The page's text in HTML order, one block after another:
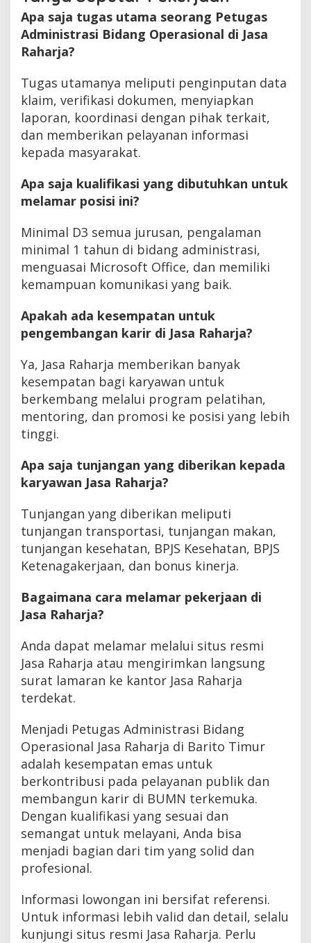
Apa saja tugas utama seorang Petugas
Administrasi Bidang Operasional di Jasa
Raharja?
Tugas utamanya meliputi penginputan data
klaim, verifikasi dokumen, menyiapkan
laporan, koordinasi dengan pihak terkait,
dan memberikan pelayanan informasi
kepada masyarakat.
Apa saja kualifikasi yang dibutuhkan untuk
melamar posisi ini?
Minimal D3 semua jurusan, pengalaman
minimal 1 tahun di bidang administrasi,
menguasai Microsoft Office, dan memiliki
kemampuan komunikasi yang baik.
Apakah ada kesempatan untuk
pengembangan karir di Jasa Raharja?
Ya, Jasa Raharja memberikan banyak
kesempatan bagi karyawan untuk
berkembang melalui program pelatihan,
mentoring, dan promosi ke posisi yang lebih
tinggi.
Apa saja tunjangan yang diberikan kepada
karyawan Jasa Raharja?
Tunjangan yang diberikan meliputi
tunjangan transportasi, tunjangan makan,
tunjangan kesehatan, BPJS Kesehatan, BPJS
Ketenagakerjaan, dan bonus kinerja.
Bagaimana cara melamar pekerjaan di
Jasa Raharja?
Anda dapat melamar melalui situs resmi
Jasa Raharja atau mengirimkan langsung
surat lamaran ke kantor Jasa Raharja
terdekat.
Menjadi Petugas Administrasi Bidang
Operasional Jasa Raharja di Barito Timur
adalah kesempatan emas untuk
berkontribusi pada pelayanan publik dan
membangun karir di BUMN terkemuka.
Dengan kualifikasi yang sesuai dan
semangat untuk melayani, Anda bisa
menjadi bagian dari tim yang solid dan
profesional.
Informasi lowongan ini bersifat referensi.
Untuk informasi lebih valid dan detail, selalu
kunjungi situs resmi Jasa Raharja. Perlu